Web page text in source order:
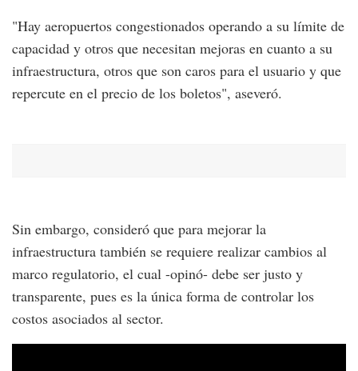
"Hay aeropuertos congestionados operando a su límite de
capacidad y otros que necesitan mejoras en cuanto a su
infraestructura, otros que son caros para el usuario y que
repercute en el precio de los boletos", aseveró.
Sin embargo, consideró que para mejorar la
infraestructura también se requiere realizar cambios al
marco regulatorio, el cual -opinó- debe ser justo y
transparente, pues es la única forma de controlar los
costos asociados al sector.